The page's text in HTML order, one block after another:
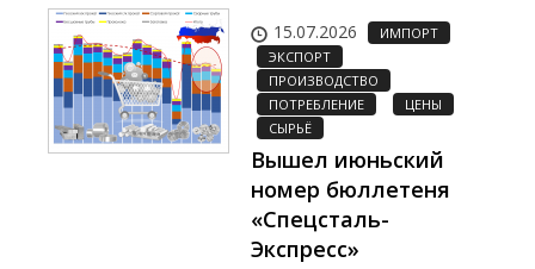
15.07.2026
ИМПОРТ
ЭКСПОРТ
ПРОИЗВОДСТВО
ПОТРЕБЛЕНИЕ
ЦЕНЫ
СЫРЬЁ
Вышел июньский
номер бюллетеня
«Спецсталь-
Экспресс»